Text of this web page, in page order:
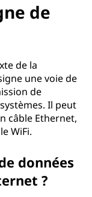
de
de la
une voie de
de
Il peut
câble Ethernet,
WiFi.
données
?